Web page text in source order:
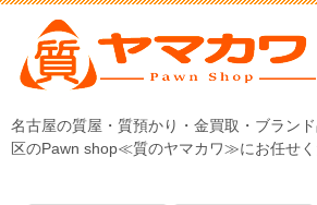
名古屋の質屋・質預かり・金買取・ブラン
区のPawn shop≪質のヤマカワ≫にお任せく